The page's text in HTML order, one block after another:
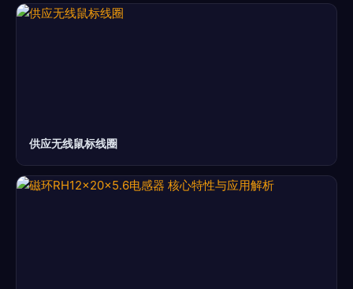
供应无线鼠标线圈